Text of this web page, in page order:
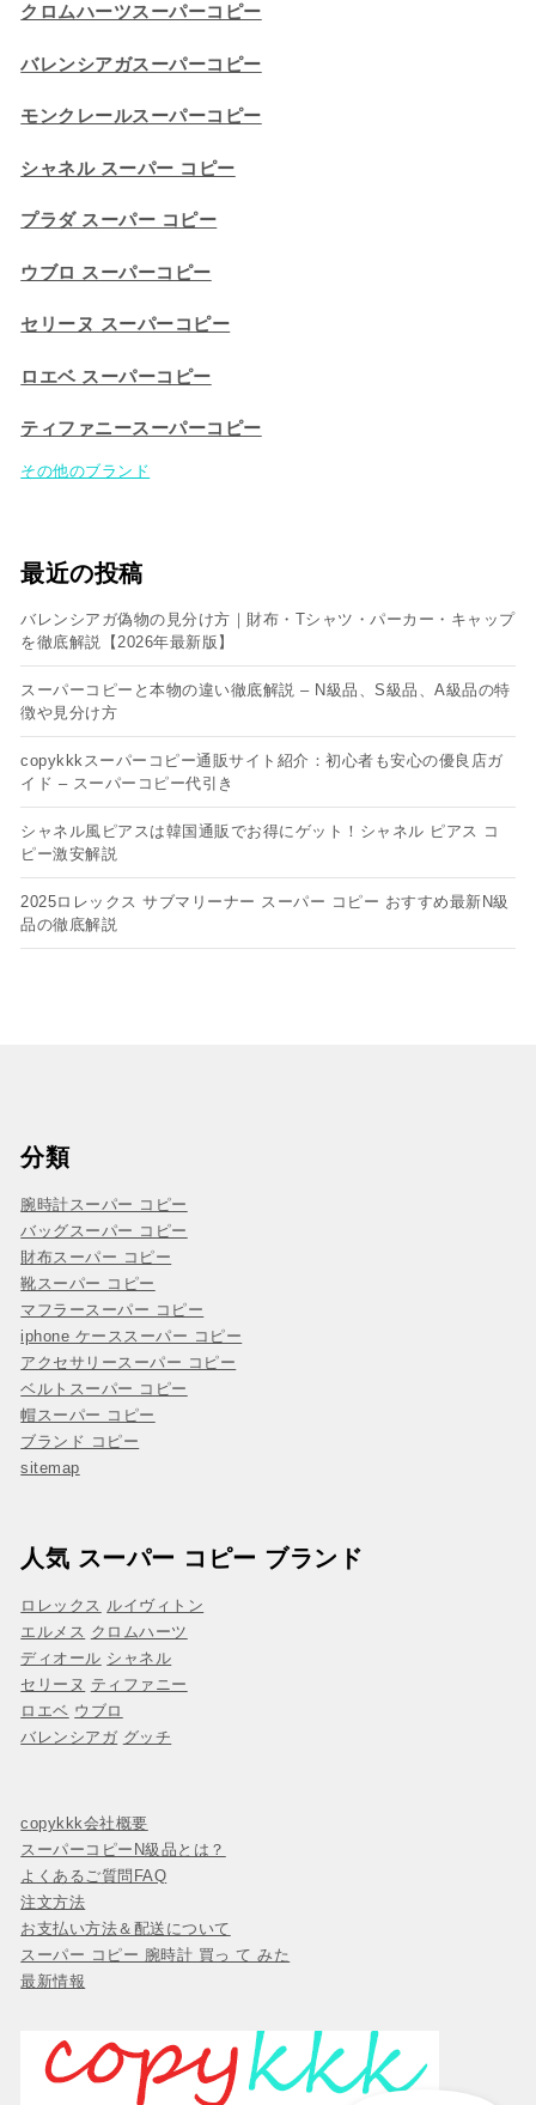
クロムハーツスーパーコピー
バレンシアガスーパーコピー
モンクレールスーパーコピー
シャネル スーパー コピー
プラダ スーパー コピー
ウブロ スーパーコピー
セリーヌ スーパーコピー​
ロエベ スーパーコピー
ティファニースーパーコピー
その他のブランド
最近の投稿
バレンシアガ偽物の見分け方｜財布・Tシャツ・パーカー・キャップ
を徹底解説【2026年最新版】
スーパーコピーと本物の違い徹底解説 – N級品、S級品、A級品の特
徴や見分け方
copykkkスーパーコピー通販サイト紹介：初心者も安心の優良店ガ
イド – スーパーコピー代引き
シャネル風ピアスは韓国通販でお得にゲット！シャネル ピアス コ
ピー​激安解説
2025ロレックス サブマリーナー スーパー コピー おすすめ最新N級
品の徹底解説
分類
腕時計スーパー コピー
バッグスーパー コピー
財布スーパー コピー
靴スーパー コピー
マフラースーパー コピー
iphone ケーススーパー コピー
アクセサリースーパー コピー
ベルトスーパー コピー
帽スーパー コピー
ブランド コピー
sitemap
人気 スーパー コピー ブランド
ロレックス ルイヴィトン
エルメス クロムハーツ
ディオール シャネル
セリーヌ ティファニー
ロエベ ウブロ
バレンシアガ グッチ
copykkk会社概要
スーパーコピーN級品とは？
よくあるご質問FAQ
注文方法
お支払い方法＆配送について
スーパー コピー 腕時計 買っ て みた
最新情報